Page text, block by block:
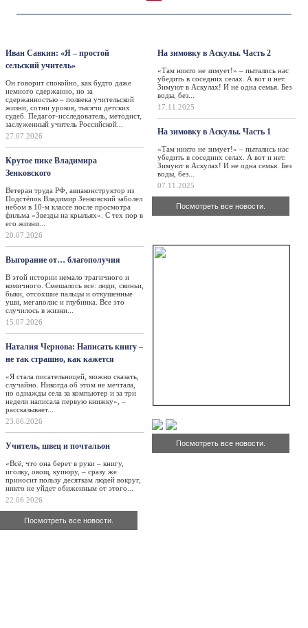
Иван Савкин: «Я – простой
сельский учитель»
Он говорит спокойно, как будто даже
немного сдержанно, но за
сдержанностью – полвека учительской
жизни, сотни уроков, тысячи детских
судеб. Педагог-исследователь, методист,
заслуженный учитель Российской...
27.07.2026
Крутое пике Владимира
Зенковского
Ветеран труда РФ, авиаконструктор из
Подстёпок Владимир Зенковский заболел
небом в 10-м классе после просмотра
фильма «Звезды на крыльях». С тех пор в
его жизни...
20.07.2026
Выгорание от… благополучия
В этой истории немало трагичного и
комичного. Смешалось все: люди, свиньи,
быки, отсохшие пальцы и откушенные
уши, мегаполис и глубинка. Все это
случилось в жизни...
15.07.2026
Наталия Чернова: Написать книгу –
не так страшно, как кажется
«Я стала писательницей, можно сказать,
случайно. Никогда об этом не мечтала,
но однажды села за компьютер и за три
недели написала первую книжку», –
рассказывает...
23.06.2026
Учитель, швец и почтальон
«Всё, что она берет в руки – книгу,
иголку, овощ, купюру, – сразу же
приносит пользу десяткам людей вокруг,
никто не уйдет обиженным от этого...
22.06.2026
Посмотреть все новости.
На зимовку в Аскулы. Часть 2
«Там никто не зимует!» – пытались нас
убедить в соседних селах. А вот и нет.
Зимуют в Аскулах! И не одна семья. Без
воды, без...
17.11.2025
На зимовку в Аскулы. Часть 1
«Там никто не зимует!» – пытались нас
убедить в соседних селах. А вот и нет.
Зимуют в Аскулах! И не одна семья. Без
воды, без...
07.11.2025
Посмотреть все новости.
Посмотреть все новости.